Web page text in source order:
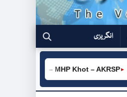
انگریزی
►
(RFQ) – MHP Khot – AKRSP